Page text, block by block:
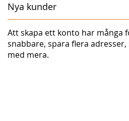
Nya kunder
Att skapa ett konto har många
snabbare, spara flera
med mera.